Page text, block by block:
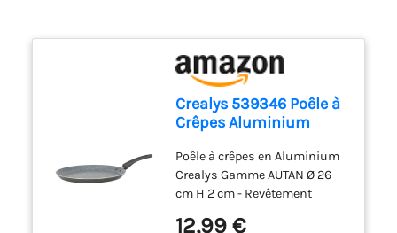
Crealys 539346 Poêle à
Crêpes Aluminium
Revêtement
Antiadhésif Sain en
Céramique effet pierre -
Crêpière Coloris Gris -
Poêle à crêpes en Aluminium
Crealys Gamme AUTAN Ø 26
cm H 2 cm - Revêtement
12,99 €